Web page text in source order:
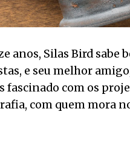
anos, Silas Bird sabe
e seu melhor
fascinado com os
com quem mora